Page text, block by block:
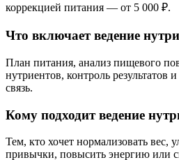
коррекцией питания — от 5 000 ₽.
Что включает ведение
План питания, анализ пищевого
нутриентов, контроль результатов
связь.
Кому подходит ведение
Тем, кто хочет нормализовать вес,
привычки, повысить энергию или